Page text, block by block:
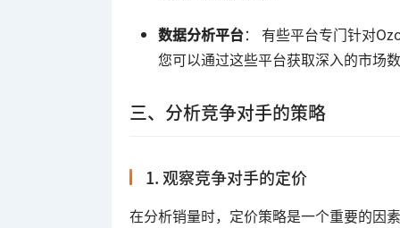
数据分析平台： 有些平台专门针对
您可以通过这些平台获取深入的市场
三、分析竞争对手的策略
1. 观察竞争对手的定价
在分析销量时，定价策略是一个重要的因